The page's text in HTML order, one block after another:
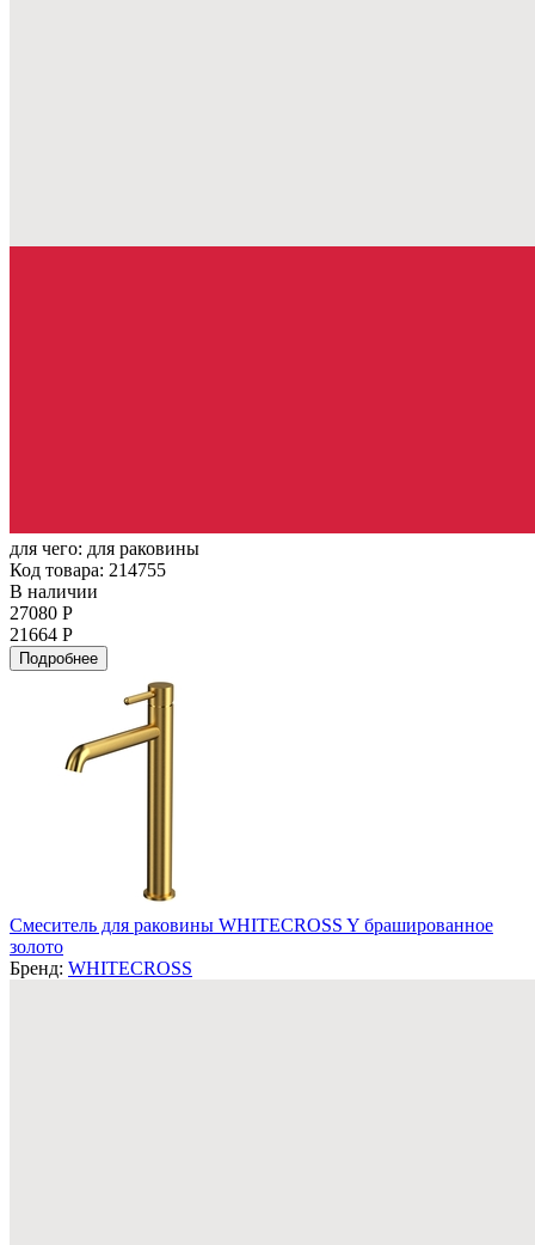
для чего: для раковины
Код товара: 214755
В наличии
27080 Р
21664 Р
Подробнее
Смеситель для раковины WHITECROSS Y брашированное
золото
Бренд: WHITECROSS